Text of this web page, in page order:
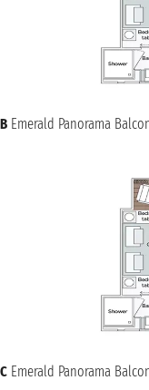
B Emerald Panorama
C Emerald Panorama